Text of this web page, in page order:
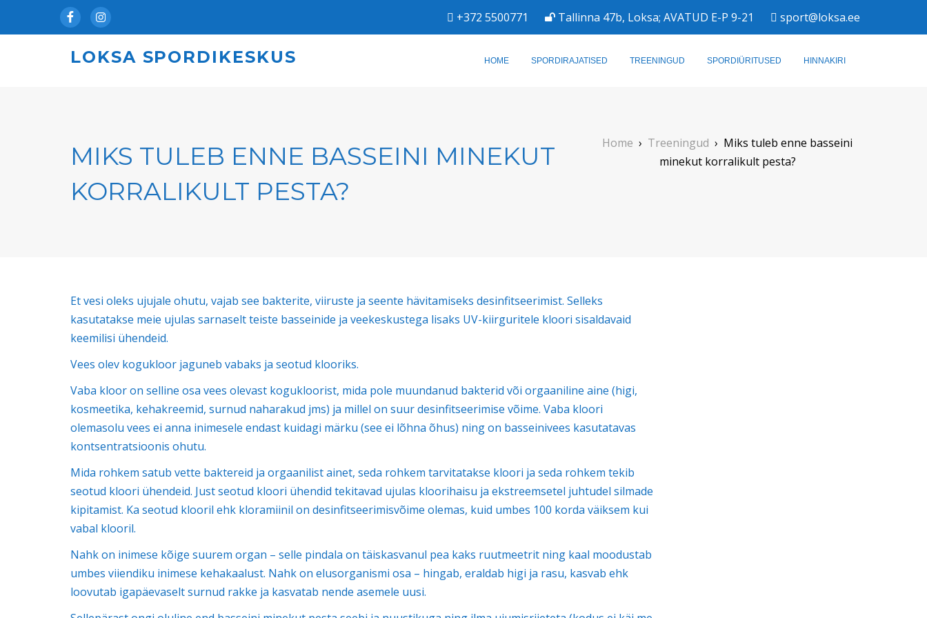
FacebookInstagram +372 5500771 Tallinna 47b, Loksa; AVATUD E-P 9-21 sport@loksa.ee
LOKSA SPORDIKESKUS HOME SPORDIRAJATISED TREENINGUD SPORDIÜRITUSED HINNAKIRI
MIKS TULEB ENNE BASSEINI MINEKUT
KORRALIKULT PESTA?
Home › Treeningud › Miks tuleb enne basseini
minekut korralikult pesta?
Et vesi oleks ujujale ohutu, vajab see bakterite, viiruste ja seente hävitamiseks desinfitseerimist. Selleks
kasutatakse meie ujulas sarnaselt teiste basseinide ja veekeskustega lisaks UV-kiirguritele kloori sisaldavaid
keemilisi ühendeid.
Vees olev kogukloor jaguneb vabaks ja seotud klooriks.
Vaba kloor on selline osa vees olevast kogukloorist, mida pole muundanud bakterid või orgaaniline aine (higi,
kosmeetika, kehakreemid, surnud naharakud jms) ja millel on suur desinfitseerimise võime. Vaba kloori
olemasolu vees ei anna inimesele endast kuidagi märku (see ei lõhna õhus) ning on basseinivees kasutatavas
kontsentratsioonis ohutu.
Mida rohkem satub vette baktereid ja orgaanilist ainet, seda rohkem tarvitatakse kloori ja seda rohkem tekib
seotud kloori ühendeid. Just seotud kloori ühendid tekitavad ujulas kloorihaisu ja ekstreemsetel juhtudel silmade
kipitamist. Ka seotud klooril ehk kloramiinil on desinfitseerimisvõime olemas, kuid umbes 100 korda väiksem kui
vabal klooril.
Nahk on inimese kõige suurem organ – selle pindala on täiskasvanul pea kaks ruutmeetrit ning kaal moodustab
umbes viiendiku inimese kehakaalust. Nahk on elusorganismi osa – hingab, eraldab higi ja rasu, kasvab ehk
loovutab igapäevaselt surnud rakke ja kasvatab nende asemele uusi.